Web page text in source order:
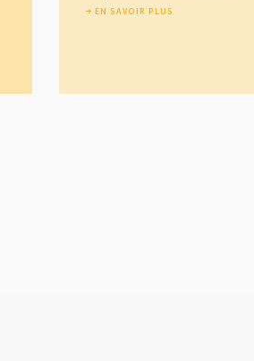
EN SAVOIR PLUS